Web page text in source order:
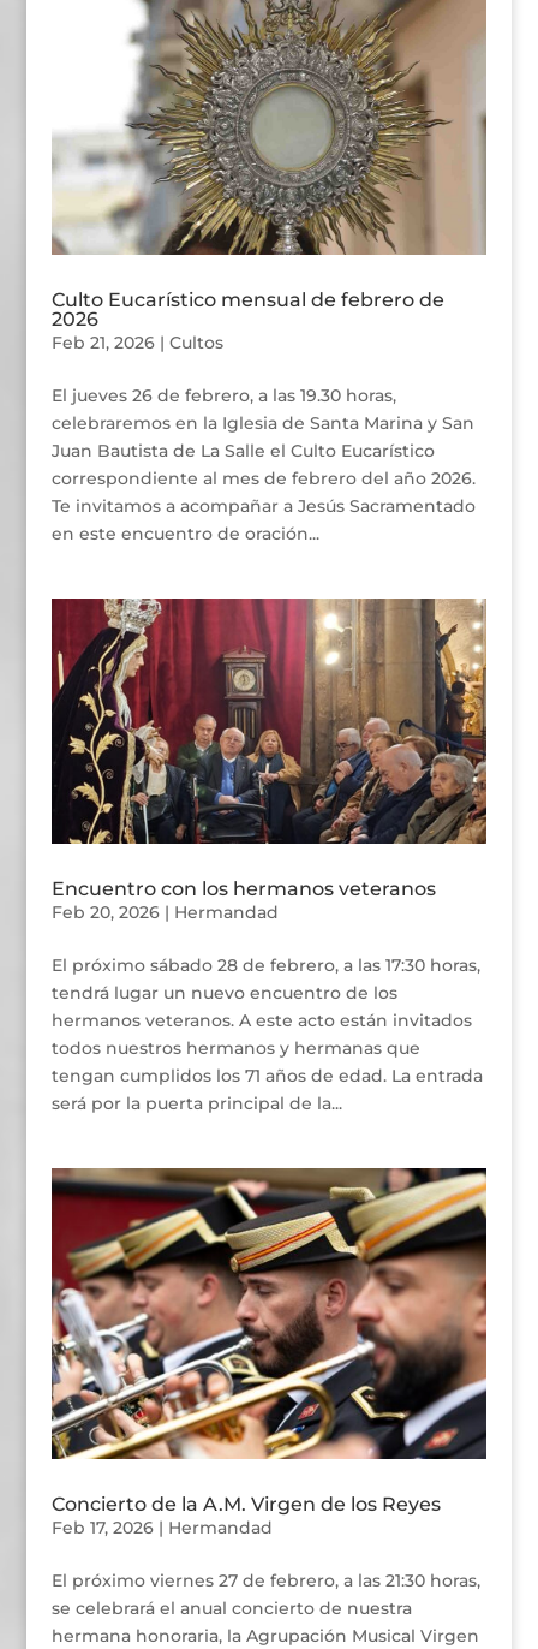
Culto Eucarístico mensual de febrero de
2026
Feb 21, 2026| Cultos
El jueves 26 de febrero, a las 19.30 horas,
celebraremos en la Iglesia de Santa Marina y San
Juan Bautista de La Salle el Culto Eucarístico
correspondiente al mes de febrero del año 2026.
Te invitamos a acompañar a Jesús Sacramentado
en este encuentro de oración...
Encuentro con los hermanos veteranos
Feb 20, 2026| Hermandad
El próximo sábado 28 de febrero, a las 17:30 horas,
tendrá lugar un nuevo encuentro de los
hermanos veteranos. A este acto están invitados
todos nuestros hermanos y hermanas que
tengan cumplidos los 71 años de edad. La entrada
será por la puerta principal de la...
Concierto de la A.M. Virgen de los Reyes
Feb 17, 2026| Hermandad
El próximo viernes 27 de febrero, a las 21:30 horas,
se celebrará el anual concierto de nuestra
hermana honoraria, la Agrupación Musical Virgen